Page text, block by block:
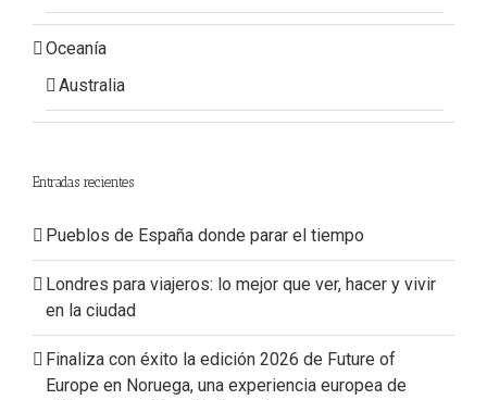
Oceanía
Australia
Entradas recientes
Pueblos de España donde parar el tiempo
Londres para viajeros: lo mejor que ver, hacer y vivir
en la ciudad
Finaliza con éxito la edición 2026 de Future of
Europe en Noruega, una experiencia europea de